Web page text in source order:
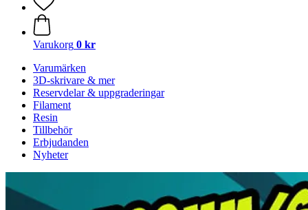
Varukorg 0 kr
Varumärken
3D-skrivare & mer
Reservdelar & uppgraderingar
Filament
Resin
Tillbehör
Erbjudanden
Nyheter